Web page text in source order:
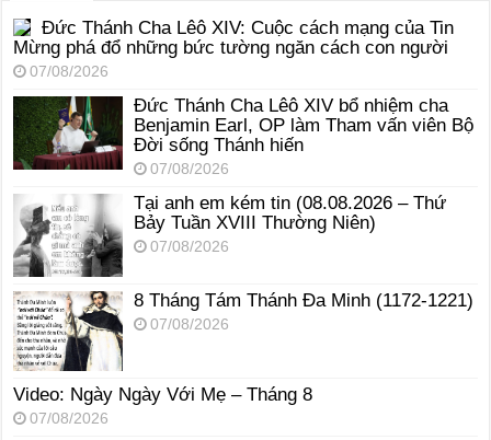
Đức Thánh Cha Lêô XIV: Cuộc cách mạng của Tin
Mừng phá đổ những bức tường ngăn cách con người
07/08/2026
Đức Thánh Cha Lêô XIV bổ nhiệm cha
Benjamin Earl, OP làm Tham vấn viên Bộ
Đời sống Thánh hiến
07/08/2026
Tại anh em kém tin (08.08.2026 – Thứ
Bảy Tuần XVIII Thường Niên)
07/08/2026
8 Tháng Tám Thánh Ða Minh (1172-1221)
07/08/2026
Video: Ngày Ngày Với Mẹ – Tháng 8
07/08/2026